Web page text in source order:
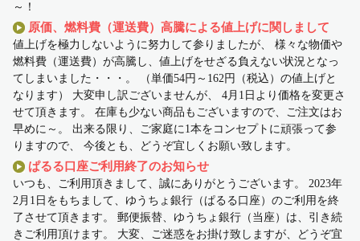
～！
原価、燃料費（運送費）高騰による値上げに関しまして
値上げを極力しないように努力して参りましたが、 様々な物価や
燃料費（運送費）が高騰し、値上げをせざる負えない状況となっ
てしまいました・・・。 （単価54円～162円（税込）の値上げと
なります） 大変申し訳ございませんが、 4月1日より価格を変更さ
せて頂きます。 在庫も少ない商品もございますので、ご注文はお
早めに～。 出来る限り、ご家庭に1本をコンセプトに頑張って参
りますので、 今後とも、どうぞ宜しくお願い致します。
ぱるる口座ご利用終了のお知らせ
いつも、ご利用頂きまして、誠にありがとうございます。 2023年
2月1日をもちまして、ゆうちょ銀行（ぱるる口座）のご利用を終
了させて頂きます。 郵便振替、ゆうちょ銀行（当座）は、引き続
きご利用頂けます。 大変、ご迷惑をお掛け致しますが、どうぞ宜